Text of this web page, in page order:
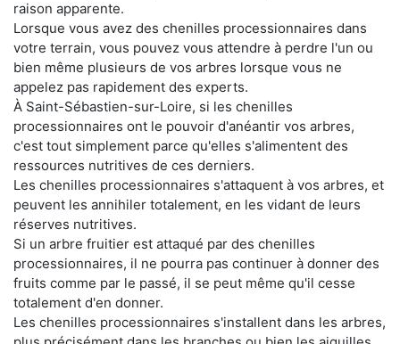
raison apparente.
Lorsque vous avez des chenilles processionnaires dans
votre terrain, vous pouvez vous attendre à perdre l'un ou
bien même plusieurs de vos arbres lorsque vous ne
appelez pas rapidement des experts.
À Saint-Sébastien-sur-Loire, si les chenilles
processionnaires ont le pouvoir d'anéantir vos arbres,
c'est tout simplement parce qu'elles s'alimentent des
ressources nutritives de ces derniers.
Les chenilles processionnaires s'attaquent à vos arbres, et
peuvent les annihiler totalement, en les vidant de leurs
réserves nutritives.
Si un arbre fruitier est attaqué par des chenilles
processionnaires, il ne pourra pas continuer à donner des
fruits comme par le passé, il se peut même qu'il cesse
totalement d'en donner.
Les chenilles processionnaires s'installent dans les arbres,